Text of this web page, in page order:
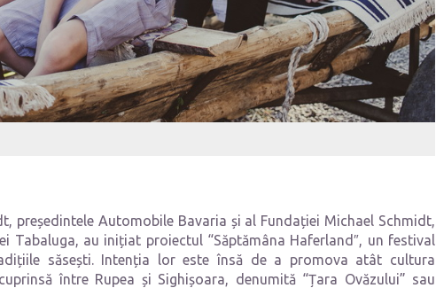
președintele Automobile Bavaria și al Fundației Michael Schmidt,
Tabaluga, au inițiat proiectul “Săptămâna Haferland″, un festival
săsești. Intenția lor este însă de a promova atât cultura
între Rupea și Sighișoara, denumită “Țara Ovăzului” sau